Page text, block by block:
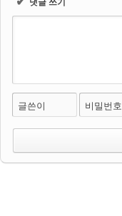
댓글 쓰기
글쓴이 비밀번호